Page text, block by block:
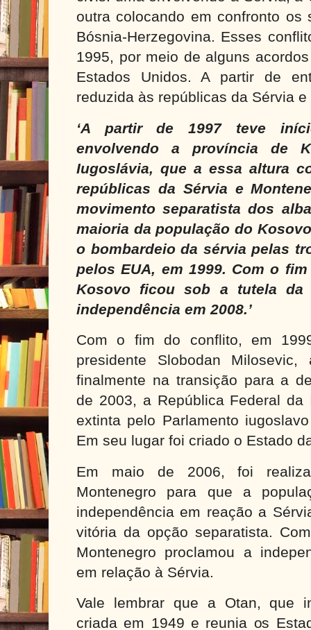
outra colocando em confronto
Bósnia-Herzegovina. Esses
1995, por meio de alguns
Estados Unidos. A partir de
reduzida às repúblicas da Sérvia
‘A partir de 1997 teve
envolvendo a província de
Iugoslávia, que a essa altura
repúblicas da Sérvia e
movimento separatista dos
maioria da população do
o bombardeio da sérvia pelas
pelos EUA, em 1999. Com o
Kosovo ficou sob a tutela da
independência em 2008.’
Com o fim do conflito, em
presidente Slobodan
finalmente na transição para a
de 2003, a República Federal da
extinta pelo Parlamento
Em seu lugar foi criado o Estado
Em maio de 2006, foi
Montenegro para que a
independência em reação a
vitória da opção separatista.
Montenegro proclamou a
em relação à Sérvia.
Vale lembrar que a Otan, que
criada em 1949 e reunia os